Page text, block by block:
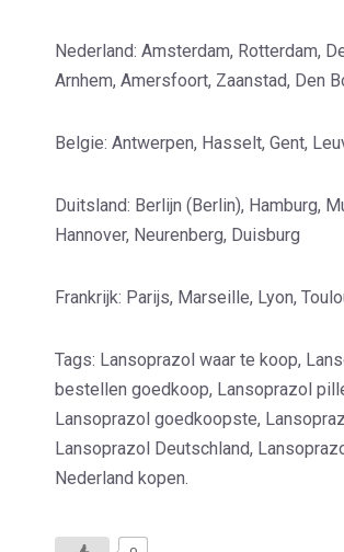
Nederland: Amsterdam, Rotterdam,
Arnhem, Amersfoort, Zaanstad, Den
Belgie: Antwerpen, Hasselt, Gent,
Duitsland: Berlijn (Berlin), Hamburg,
Hannover, Neurenberg, Duisburg
Frankrijk: Parijs, Marseille, Lyon,
Tags: Lansoprazol waar te koop,
bestellen goedkoop, Lansoprazol
Lansoprazol goedkoopste,
Lansoprazol Deutschland,
Nederland kopen.